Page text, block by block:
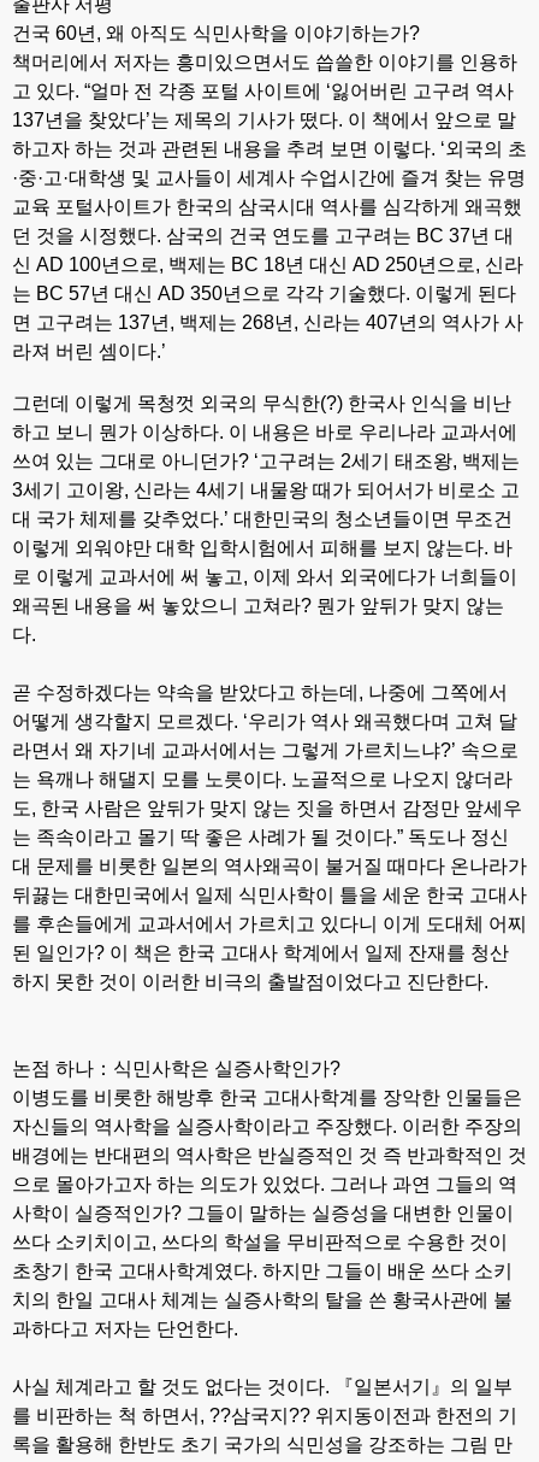
출판사 서평
건국 60년, 왜 아직도 식민사학을 이야기하는가?
책머리에서 저자는 흥미있으면서도 씁쓸한 이야기를 인용하
고 있다. “얼마 전 각종 포털 사이트에 ‘잃어버린 고구려 역사
137년을 찾았다’는 제목의 기사가 떴다. 이 책에서 앞으로 말
하고자 하는 것과 관련된 내용을 추려 보면 이렇다. ‘외국의 초
·중·고·대학생 및 교사들이 세계사 수업시간에 즐겨 찾는 유명
교육 포털사이트가 한국의 삼국시대 역사를 심각하게 왜곡했
던 것을 시정했다. 삼국의 건국 연도를 고구려는 BC 37년 대
신 AD 100년으로, 백제는 BC 18년 대신 AD 250년으로, 신라
는 BC 57년 대신 AD 350년으로 각각 기술했다. 이렇게 된다
면 고구려는 137년, 백제는 268년, 신라는 407년의 역사가 사
라져 버린 셈이다.’
그런데 이렇게 목청껏 외국의 무식한(?) 한국사 인식을 비난
하고 보니 뭔가 이상하다. 이 내용은 바로 우리나라 교과서에
쓰여 있는 그대로 아니던가? ‘고구려는 2세기 태조왕, 백제는
3세기 고이왕, 신라는 4세기 내물왕 때가 되어서가 비로소 고
대 국가 체제를 갖추었다.’ 대한민국의 청소년들이면 무조건
이렇게 외워야만 대학 입학시험에서 피해를 보지 않는다. 바
로 이렇게 교과서에 써 놓고, 이제 와서 외국에다가 너희들이
왜곡된 내용을 써 놓았으니 고쳐라? 뭔가 앞뒤가 맞지 않는
다.
곧 수정하겠다는 약속을 받았다고 하는데, 나중에 그쪽에서
어떻게 생각할지 모르겠다. ‘우리가 역사 왜곡했다며 고쳐 달
라면서 왜 자기네 교과서에서는 그렇게 가르치느냐?’ 속으로
는 욕깨나 해댈지 모를 노릇이다. 노골적으로 나오지 않더라
도, 한국 사람은 앞뒤가 맞지 않는 짓을 하면서 감정만 앞세우
는 족속이라고 몰기 딱 좋은 사례가 될 것이다.” 독도나 정신
대 문제를 비롯한 일본의 역사왜곡이 불거질 때마다 온나라가
뒤끓는 대한민국에서 일제 식민사학이 틀을 세운 한국 고대사
를 후손들에게 교과서에서 가르치고 있다니 이게 도대체 어찌
된 일인가? 이 책은 한국 고대사 학계에서 일제 잔재를 청산
하지 못한 것이 이러한 비극의 출발점이었다고 진단한다.
논점 하나：식민사학은 실증사학인가?
이병도를 비롯한 해방후 한국 고대사학계를 장악한 인물들은
자신들의 역사학을 실증사학이라고 주장했다. 이러한 주장의
배경에는 반대편의 역사학은 반실증적인 것 즉 반과학적인 것
으로 몰아가고자 하는 의도가 있었다. 그러나 과연 그들의 역
사학이 실증적인가? 그들이 말하는 실증성을 대변한 인물이
쓰다 소키치이고, 쓰다의 학설을 무비판적으로 수용한 것이
초창기 한국 고대사학계였다. 하지만 그들이 배운 쓰다 소키
치의 한일 고대사 체계는 실증사학의 탈을 쓴 황국사관에 불
과하다고 저자는 단언한다.
사실 체계라고 할 것도 없다는 것이다. 『일본서기』의 일부
를 비판하는 척 하면서, ??삼국지?? 위지동이전과 한전의 기
록을 활용해 한반도 초기 국가의 식민성을 강조하는 그림 만